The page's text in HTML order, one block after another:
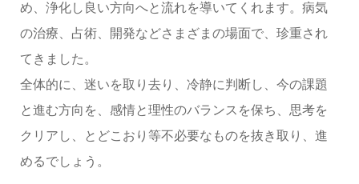
め、浄化し良い方向へと流れを導いてくれます。病気
の治療、占術、開発などさまざまの場面で、珍重され
てきました。
全体的に、迷いを取り去り、冷静に判断し、今の課題
と進む方向を、感情と理性のバランスを保ち、思考を
クリアし、とどこおり等不必要なものを抜き取り、進
めるでしょう。